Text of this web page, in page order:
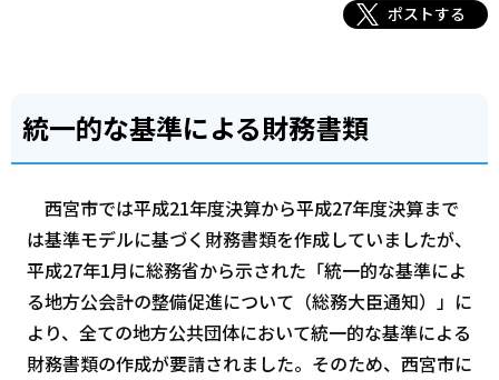
ポストする
統一的な基準による財務書類
西宮市では平成21年度決算から平成27年度決算まで
は基準モデルに基づく財務書類を作成していましたが、
平成27年1月に総務省から示された「統一的な基準によ
る地方公会計の整備促進について（総務大臣通知）」に
より、全ての地方公共団体において統一的な基準による
財務書類の作成が要請されました。そのため、西宮市に